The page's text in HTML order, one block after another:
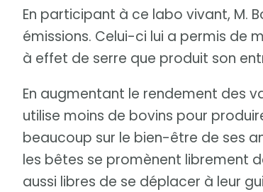
En participant à ce labo vivant, M.
émissions. Celui-ci lui a permis de
à effet de serre que produit son
En augmentant le rendement des
utilise moins de bovins pour
beaucoup sur le bien-être de ses
les bêtes se promènent librement
aussi libres de se déplacer à leur